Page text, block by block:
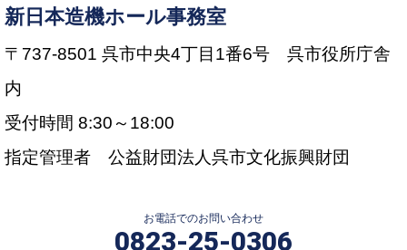
新日本造機ホール事務室
〒737-8501 呉市中央4丁目1番6号 呉市役所庁舎
内
受付時間 8:30～18:00
指定管理者 公益財団法人呉市文化振興財団
お電話でのお問い合わせ